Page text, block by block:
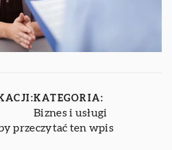
KATEGORIA:
Biznes i usługi
przeczytać ten wpis